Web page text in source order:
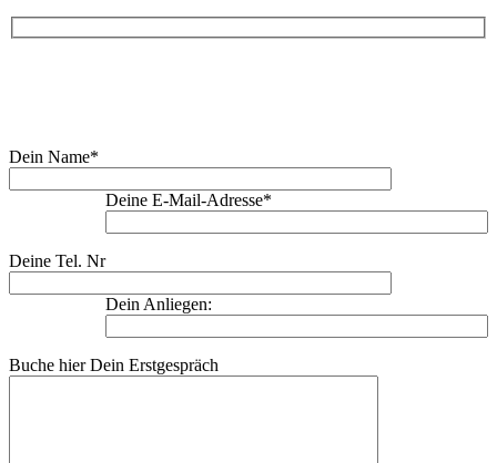
Dein Name*
Deine E-Mail-Adresse*
Deine Tel. Nr
Dein Anliegen:
Buche hier Dein Erstgespräch